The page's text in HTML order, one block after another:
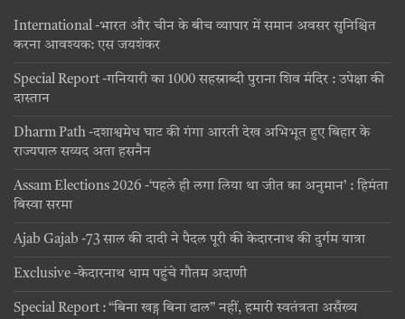
International -भारत और चीन के बीच व्यापार में समान अवसर सुनिश्चित
करना आवश्यक: एस जयशंकर
Special Report -गनियारी का 1000 सहस्राब्दी पुराना शिव मंदिर : उपेक्षा की
दास्तान
Dharm Path -दशाश्वमेध घाट की गंगा आरती देख अभिभूत हुए बिहार के
राज्यपाल सय्यद अता हसनैन
Assam Elections 2026 -‘पहले ही लगा लिया था जीत का अनुमान’ : हिमंता
बिस्वा सरमा
Ajab Gajab -73 साल की दादी ने पैदल पूरी की केदारनाथ की दुर्गम यात्रा
Exclusive -केदारनाथ धाम पहुंचे गौतम अदाणी
Special Report : “बिना खड्ग बिना ढाल” नहीं, हमारी स्वतंत्रता असँख्य